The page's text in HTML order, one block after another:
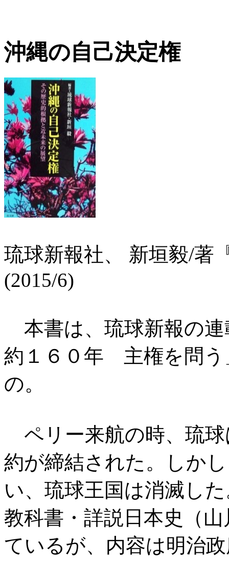
沖縄の自己決定権
琉球新報社、 新垣毅/
(2015/6)
本書は、琉球新報の連
約１６０年 主権を問う
の。
ペリー来航の時、琉
約が締結された。しか
い、琉球王国は消滅し
教科書・詳説日本史（
ているが、内容は明治